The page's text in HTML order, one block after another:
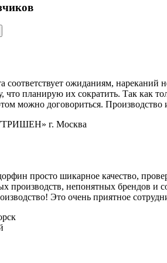
соответствует ожиданиям,
что планирую их сократить. Так как
можно договориться.
г. Москва
просто шикарное качество,
производств, непонятных брендов и
Это очень приятное